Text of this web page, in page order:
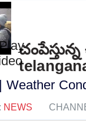
Weather
NEWS